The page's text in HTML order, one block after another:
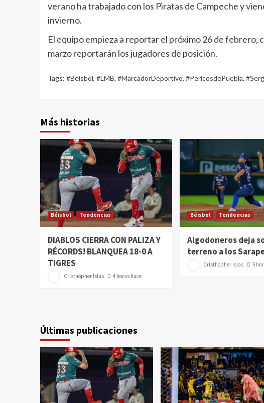
verano ha trabajado con los Piratas de Campeche y
invierno.
El equipo empieza a reportar el próximo 26 de febrero,
marzo reportarán los jugadores de posición.
Tags: #Beisbol, #LMB, #MarcadorDeportivo, #PericosdePuebla,
Más historias
Béisbol Tendencias
DIABLOS CIERRA CON PALIZA Y
RÉCORDS! BLANQUEA 18-0 A
TIGRES
Cristhopher Islas 4 horas hace
Béisbol Tendencias
Algodoneros deja
terreno a los
Cristhopher Islas 5
Últimas publicaciones